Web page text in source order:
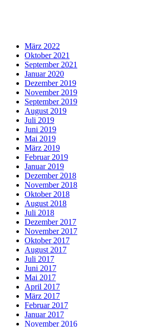
März 2022
Oktober 2021
September 2021
Januar 2020
Dezember 2019
November 2019
September 2019
August 2019
Juli 2019
Juni 2019
Mai 2019
März 2019
Februar 2019
Januar 2019
Dezember 2018
November 2018
Oktober 2018
August 2018
Juli 2018
Dezember 2017
November 2017
Oktober 2017
August 2017
Juli 2017
Juni 2017
Mai 2017
April 2017
März 2017
Februar 2017
Januar 2017
November 2016